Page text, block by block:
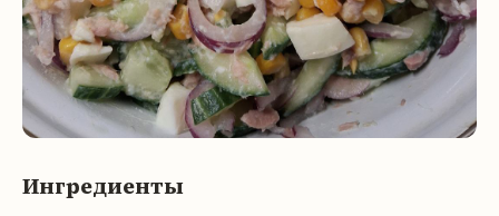
Ингредиенты